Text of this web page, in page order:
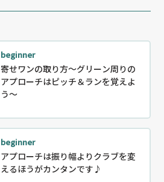
beginner
寄せワンの取り方～グリーン周りの
アプローチはピッチ＆ランを覚えよ
う～
beginner
アプローチは振り幅よりクラブを変
えるほうがカンタンです♪